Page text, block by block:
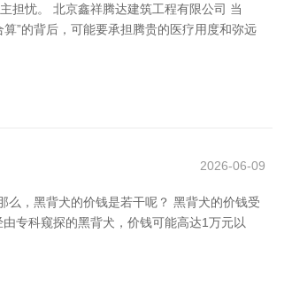
担忧。 北京鑫祥腾达建筑工程有限公司 当
”的背后，可能要承担腾贵的医疗用度和弥远
2026-06-09
么，黑背犬的价钱是若干呢？ 黑背犬的价钱受
专科窥探的黑背犬，价钱可能高达1万元以